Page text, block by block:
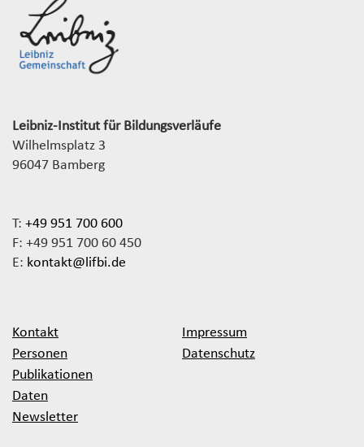
Leibniz-Institut für Bildungsverläufe
Wilhelmsplatz 3
96047 Bamberg
T: +49 951 700 600
F: +49 951 700 60 450
E: kontakt@lifbi.de
Kontakt
Personen
Publikationen
Daten
Newsletter
Impressum
Datenschutz